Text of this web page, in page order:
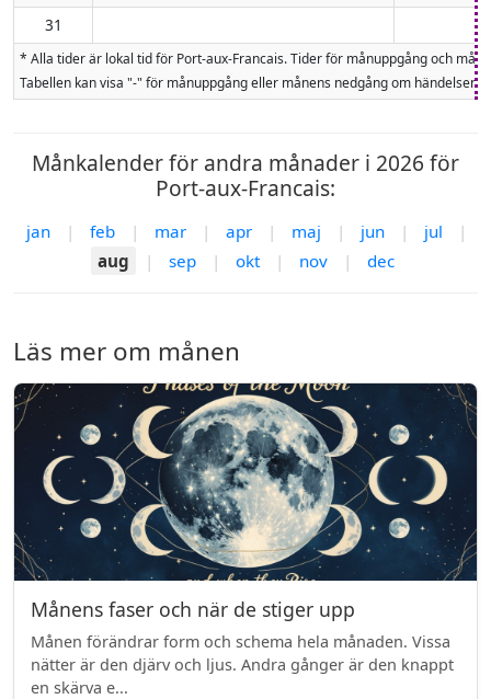
31
* Alla tider är lokal tid för Port-aux-Francais. Tider för månuppgång och
Tabellen kan visa "-" för månuppgång eller månens nedgång om
Månkalender för andra månader i 2026 för
Port-aux-Francais:
jan | feb | mar | apr | maj | jun | jul
|
aug
| sep | okt | nov | dec
Läs mer om månen
Månens faser och när de stiger upp
Månen förändrar form och schema hela månaden. Vissa
nätter är den djärv och ljus. Andra gånger är den knappt
en skärva e...